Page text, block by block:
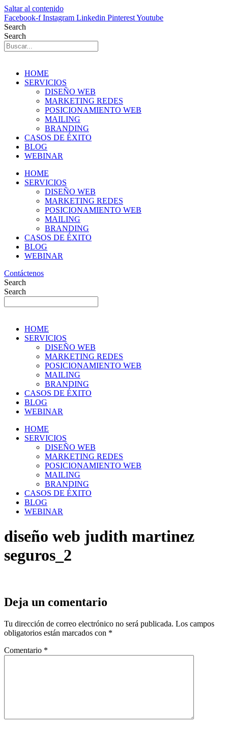
Saltar al contenido
Facebook-f Instagram Linkedin PinterestYoutube
Search
Search
HOME
SERVICIOS
DISEÑO WEB
MARKETING REDES
POSICIONAMIENTO WEB
MAILING
BRANDING
CASOS DE ÉXITO
BLOG
WEBINAR
HOME
SERVICIOS
DISEÑO WEB
MARKETING REDES
POSICIONAMIENTO WEB
MAILING
BRANDING
CASOS DE ÉXITO
BLOG
WEBINAR
Contáctenos
Search
Search
HOME
SERVICIOS
DISEÑO WEB
MARKETING REDES
POSICIONAMIENTO WEB
MAILING
BRANDING
CASOS DE ÉXITO
BLOG
WEBINAR
HOME
SERVICIOS
DISEÑO WEB
MARKETING REDES
POSICIONAMIENTO WEB
MAILING
BRANDING
CASOS DE ÉXITO
BLOG
WEBINAR
diseño web judith martinez
seguros_2
Deja un comentario
Tu dirección de correo electrónico no será publicada. Los campos
obligatorios están marcados con *
Comentario *